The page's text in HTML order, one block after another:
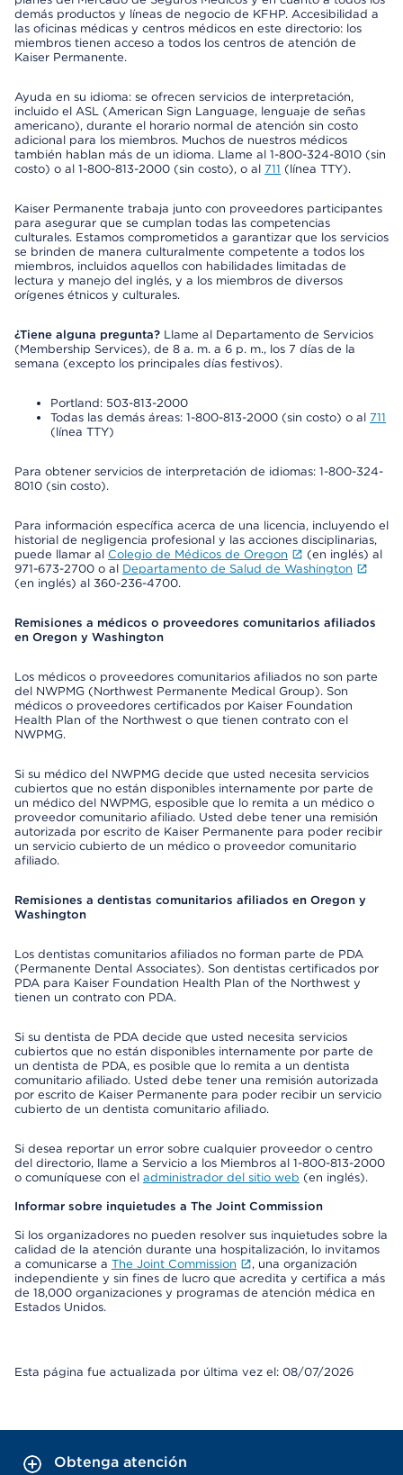
demás productos y líneas de negocio de KFHP. Accesibilidad a
las oficinas médicas y centros médicos en este directorio: los
miembros tienen acceso a todos los centros de atención de
Kaiser Permanente.
Ayuda en su idioma: se ofrecen servicios de interpretación,
incluido el ASL (American Sign Language, lenguaje de señas
americano), durante el horario normal de atención sin costo
adicional para los miembros. Muchos de nuestros médicos
también hablan más de un idioma. Llame al 1-800-324-8010 (sin
costo) o al 1-800-813-2000 (sin costo), o al 711 (línea TTY).
Kaiser Permanente trabaja junto con proveedores participantes
para asegurar que se cumplan todas las competencias
culturales. Estamos comprometidos a garantizar que los servicios
se brinden de manera culturalmente competente a todos los
miembros, incluidos aquellos con habilidades limitadas de
lectura y manejo del inglés, y a los miembros de diversos
orígenes étnicos y culturales.
¿Tiene alguna pregunta? Llame al Departamento de Servicios
(Membership Services), de 8 a. m. a 6 p. m., los 7 días de la
semana (excepto los principales días festivos).
Portland: 503-813-2000
Todas las demás áreas: 1-800-813-2000 (sin costo) o al 711
(línea TTY)
Para obtener servicios de interpretación de idiomas: 1-800-324-
8010 (sin costo).
Para información específica acerca de una licencia, incluyendo el
historial de negligencia profesional y las acciones disciplinarias,
puede llamar al Colegio de Médicos de Oregon
(en inglés) al
971-673-2700 o al Departamento de Salud de Washington
(en inglés) al 360-236-4700.
Remisiones a médicos o proveedores comunitarios afiliados
en Oregon y Washington
Los médicos o proveedores comunitarios afiliados no son parte
del NWPMG (Northwest Permanente Medical Group). Son
médicos o proveedores certificados por Kaiser Foundation
Health Plan of the Northwest o que tienen contrato con el
NWPMG.
Si su médico del NWPMG decide que usted necesita servicios
cubiertos que no están disponibles internamente por parte de
un médico del NWPMG, esposible que lo remita a un médico o
proveedor comunitario afiliado. Usted debe tener una remisión
autorizada por escrito de Kaiser Permanente para poder recibir
un servicio cubierto de un médico o proveedor comunitario
afiliado.
Remisiones a dentistas comunitarios afiliados en Oregon y
Washington
Los dentistas comunitarios afiliados no forman parte de PDA
(Permanente Dental Associates). Son dentistas certificados por
PDA para Kaiser Foundation Health Plan of the Northwest y
tienen un contrato con PDA.
Si su dentista de PDA decide que usted necesita servicios
cubiertos que no están disponibles internamente por parte de
un dentista de PDA, es posible que lo remita a un dentista
comunitario afiliado. Usted debe tener una remisión autorizada
por escrito de Kaiser Permanente para poder recibir un servicio
cubierto de un dentista comunitario afiliado.
Si desea reportar un error sobre cualquier proveedor o centro
del directorio, llame a Servicio a los Miembros al 1-800-813-2000
o comuníquese con el administrador del sitio web (en inglés).
Informar sobre inquietudes a The Joint Commission
Si los organizadores no pueden resolver sus inquietudes sobre la
calidad de la atención durante una hospitalización, lo invitamos
a comunicarse a The Joint Commission
, una organización
independiente y sin fines de lucro que acredita y certifica a más
de 18,000 organizaciones y programas de atención médica en
Estados Unidos.
Esta página fue actualizada por última vez el: 08/07/2026
Obtenga atención